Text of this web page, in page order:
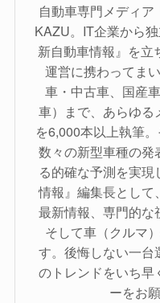
自動車専門メディ
KAZU。IT企業から
新自動車情報』を立
運営に携わってま
車・中古車、国産
車）まで、あらゆ
を6,000本以上執筆
数々の新型車種の発
る的確な予測を実
情報』編集長として
最新情報、専門的な
そして車（クルマ
す。後悔しない一台
のトレンドをいち早
ーをお